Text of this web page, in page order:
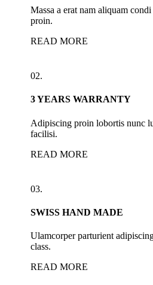
Massa a erat nam aliquam
proin.
READ MORE
02.
3 YEARS WARRANTY
Adipiscing proin lobortis nunc
facilisi.
READ MORE
03.
SWISS HAND MADE
Ulamcorper parturient
class.
READ MORE